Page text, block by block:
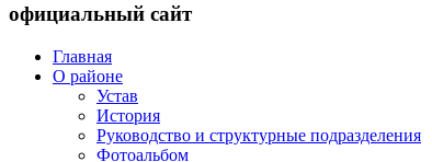
официальный сайт
Главная
О районе
Устав
История
Руководство и структурные подразделения
Фотоальбом